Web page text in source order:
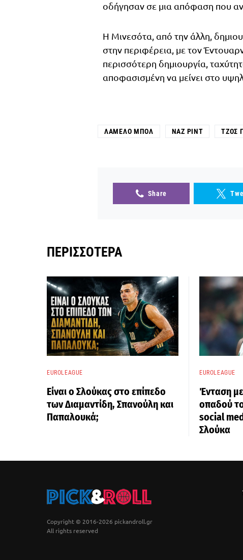
οδήγησαν σε μια απόφαση που
Η Μινεσότα, από την άλλη,
στην περιφέρεια, με τον
περισσότερη δημιουργία,
αποφασισμένη να μείνει στο
ΛΑΜΈΛΟ ΜΠΟΛ ΝΑΖ ΡΙΝΤ ΤΖΟΣ
Share
ΠΕΡΙΣΣΌΤΕΡΑ
EUROLEAGUE
Είναι ο Σλούκας στο επίπεδο
των Διαμαντίδη, Σπανούλη και
Παπαλουκά;
EUROLEAGUE
Ένταση
οπαδού
social
Σλούκα
Copyright © 2016-2026 pickandroll.gr
All rights reserved